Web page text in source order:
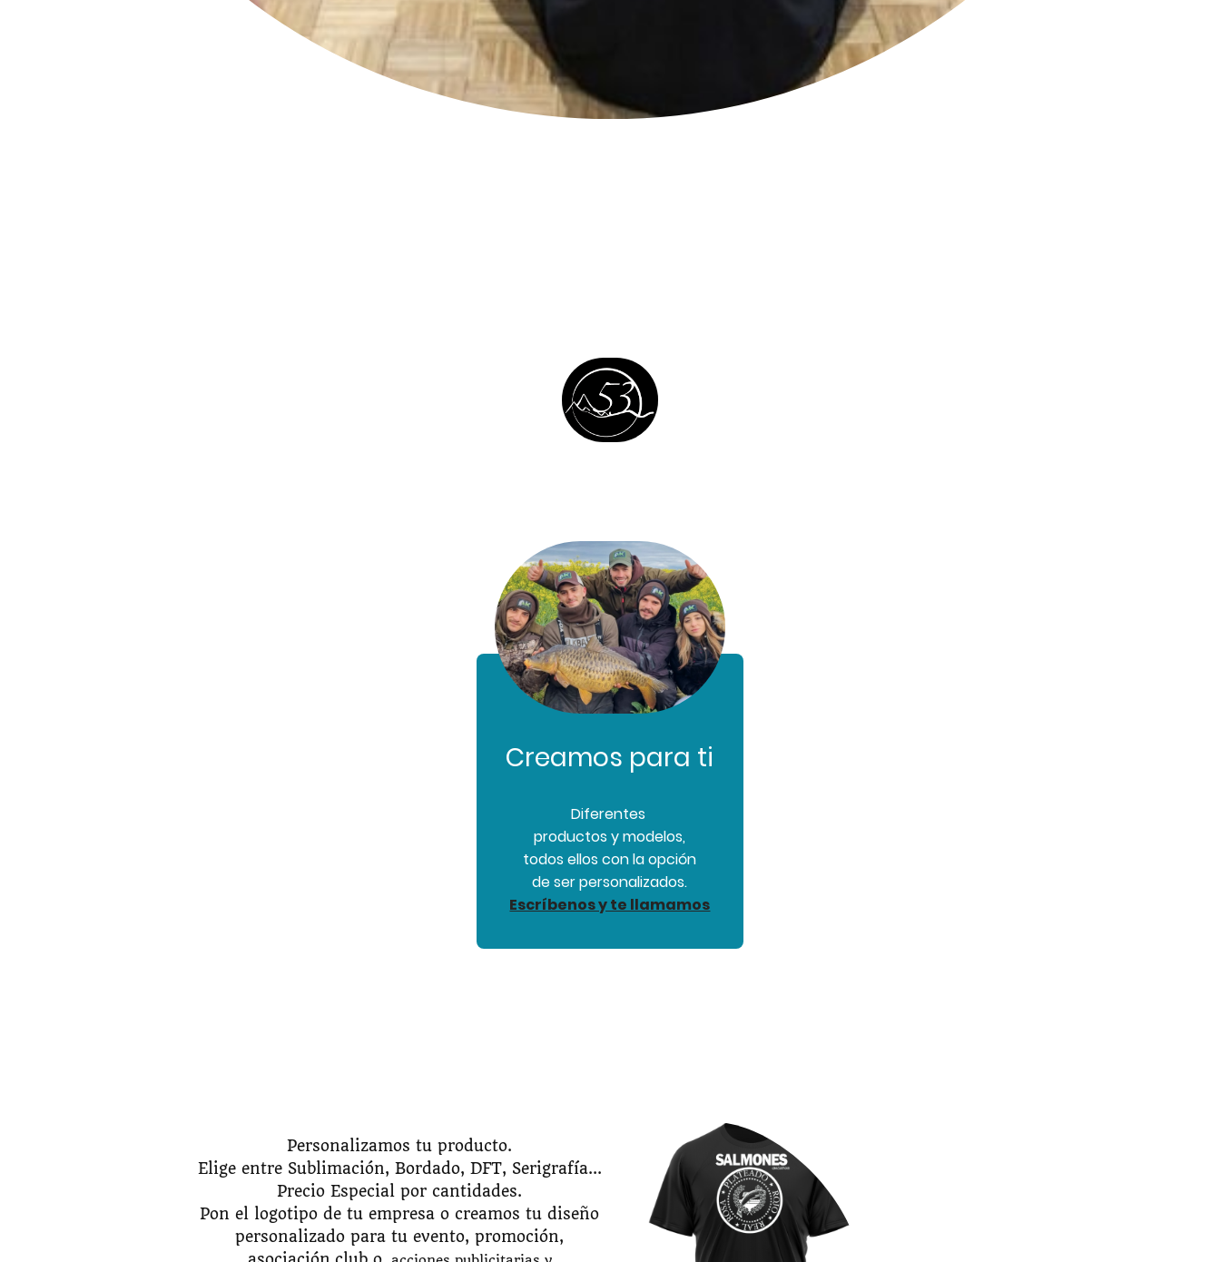
Creamos para ti
Diferentes
productos y modelos,
todos ellos con la opción
de ser personalizados.
Escríbenos y te llamamos
Personalizamos tu producto.
Elige entre Sublimación, Bordado, DFT, Serigrafía...
Precio Especial por cantidades.
Pon el logotipo de tu empresa o creamos tu diseño
personalizado para tu evento, promoción,